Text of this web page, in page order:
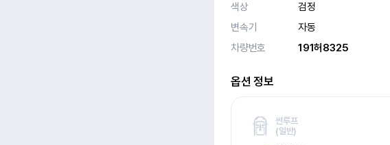
색상
검정
변속기
자동
차량번호
191허8325
옵션 정보
썬루프
(일반)